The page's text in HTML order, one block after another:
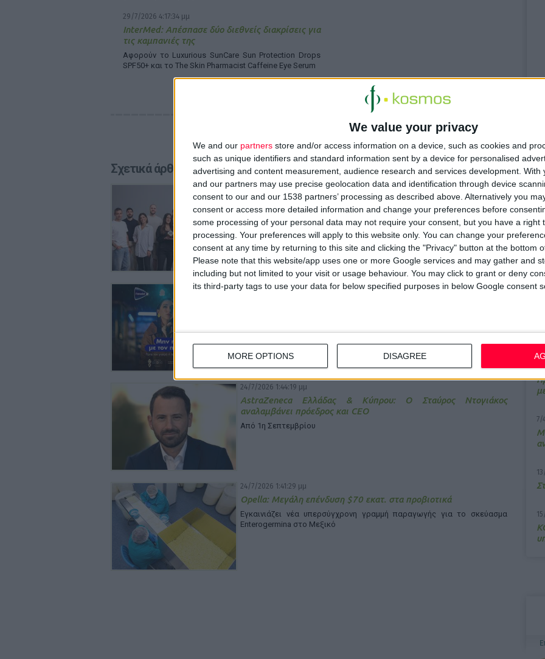
We value your privacy
We and our partners store and/or access information on a device, such as cookies and
such as unique identifiers and standard information sent by a device for personalised
advertising and content measurement, audience research and services development. With
and our partners may use precise geolocation data and identification through device
consent to our and our 1538 partners’ processing as described above. Alternatively you
consent or access more detailed information and change your preferences before
some processing of your personal data may not require your consent, but you have a right
processing. Your preferences will apply to this website only. You can change your
consent at any time by returning to this site and clicking the "Privacy" button at the bottom
Please note that this website/app uses one or more Google services and may gather and
including but not limited to your visit or usage behaviour. You may click to grant or deny
its third-party tags to use your data for below specified purposes in below Google consent
MORE OPTIONS DISAGREE
7/
29/7/2026 4:17:34 μμ
InterMed: Απέσπασε δύο διεθνείς διακρίσεις για
τις καμπανιές της
Αφορούν το Luxurious SunCare Sun Protection Drops
SPF50+ και το The Skin Pharmacist Caffeine Eye Serum
Σχετικά άρθρα
29/7/2026 4:17:34 μμ
InterMed: Απέσπασε δύο διεθνείς διακρίσεις για τις καμπανιές
της
Αφορούν το Luxurious SunCare Sun Protection Drops SPF50+ και το The
Skin Pharmacist Caffeine Eye Serum
27/7/2026 3:48:25 μμ
24/7/2026 1:44:19 μμ
AstraZeneca Ελλάδας & Κύπρου: Ο Σταύρος Ντογιάκος
αναλαμβάνει πρόεδρος και CEO
Από 1η Σεπτεμβρίου
24/7/2026 1:41:29 μμ
Opella: Μεγάλη επένδυση $70 εκατ. στα προβιοτικά
Εγκαινιάζει νέα υπερσύγχρονη γραμμή παραγωγής για το σκεύασμα
Enterogermina στο Μεξικό